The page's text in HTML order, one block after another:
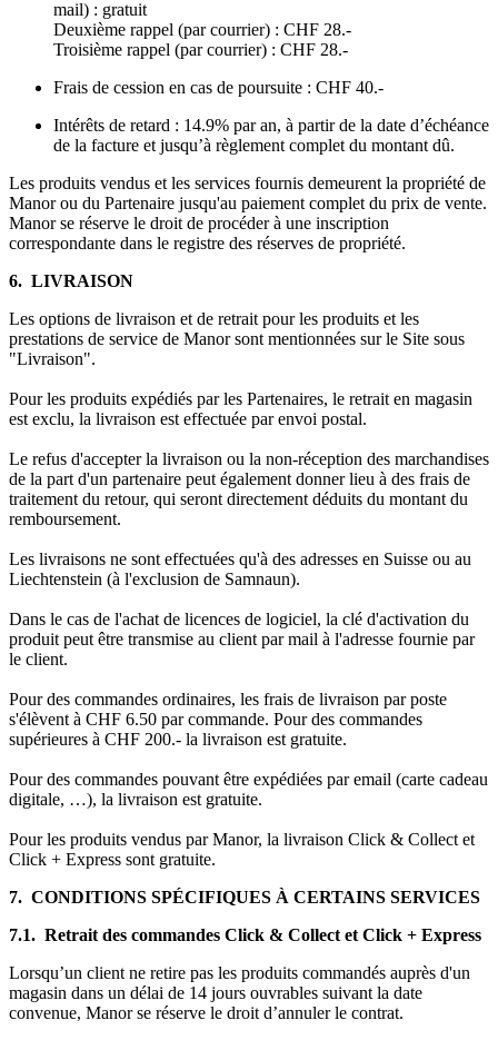
mail) : gratuit
Deuxième rappel (par courrier) : CHF 28.-
Troisième rappel (par courrier) : CHF 28.-
Frais de cession en cas de poursuite : CHF 40.-
Intérêts de retard : 14.9% par an, à partir de la date d’échéance
de la facture et jusqu’à règlement complet du montant dû.
Les produits vendus et les services fournis demeurent la propriété de
Manor ou du Partenaire jusqu'au paiement complet du prix de vente.
Manor se réserve le droit de procéder à une inscription
correspondante dans le registre des réserves de propriété.
6. LIVRAISON
Les options de livraison et de retrait pour les produits et les
prestations de service de Manor sont mentionnées sur le Site sous
"Livraison".
Pour les produits expédiés par les Partenaires, le retrait en magasin
est exclu, la livraison est effectuée par envoi postal.
Le refus d'accepter la livraison ou la non-réception des marchandises
de la part d'un partenaire peut également donner lieu à des frais de
traitement du retour, qui seront directement déduits du montant du
remboursement.
Les livraisons ne sont effectuées qu'à des adresses en Suisse ou au
Liechtenstein (à l'exclusion de Samnaun).
Dans le cas de l'achat de licences de logiciel, la clé d'activation du
produit peut être transmise au client par mail à l'adresse fournie par
le client.
Pour des commandes ordinaires, les frais de livraison par poste
s'élèvent à CHF 6.50 par commande. Pour des commandes
supérieures à CHF 200.- la livraison est gratuite.
Pour des commandes pouvant être expédiées par email (carte cadeau
digitale, …), la livraison est gratuite.
Pour les produits vendus par Manor, la livraison Click & Collect et
Click + Express sont gratuite.
7. CONDITIONS SPÉCIFIQUES À CERTAINS SERVICES
7.1. Retrait des commandes Click & Collect et Click + Express
Lorsqu’un client ne retire pas les produits commandés auprès d'un
magasin dans un délai de 14 jours ouvrables suivant la date
convenue, Manor se réserve le droit d’annuler le contrat.